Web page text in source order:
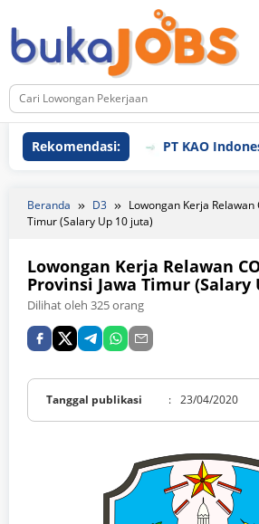
ke
konten
Rekomendasi: PT KAO Indonesia
Beranda D3
Lowongan Kerja Relawan
Timur (Salary Up 10 juta)
Lowongan Kerja Relawan
Provinsi Jawa Timur (Salary
Dilihat oleh 325 orang
Tanggal publikasi : 23/04/2020